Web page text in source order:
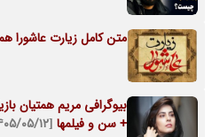
متن کامل زیارت عاشورا
بیوگرافی مریم همتیان
+ سن و فیلمها [۱۴۰۵/۰۵/۱۲]